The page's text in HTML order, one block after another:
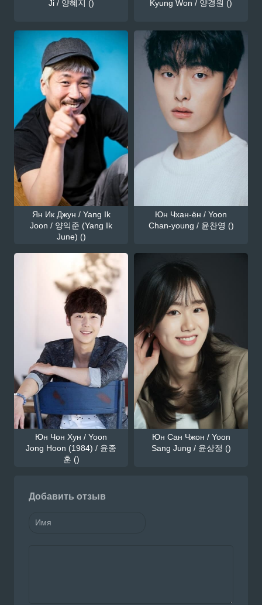
Ji / 양혜지 ()
Kyung Won / 양경원 ()
Ян Ик Джун / Yang Ik
Joon / 양익준 (Yang Ik
June) ()
Юн Чхан-ён / Yoon
Chan-young / 윤찬영 ()
Юн Чон Хун / Yoon
Jong Hoon (1984) / 윤종
훈 ()
Юн Сан Чжон / Yoon
Sang Jung / 윤상정 ()
Добавить отзыв